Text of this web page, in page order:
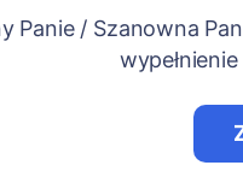
Panie / Szanowna